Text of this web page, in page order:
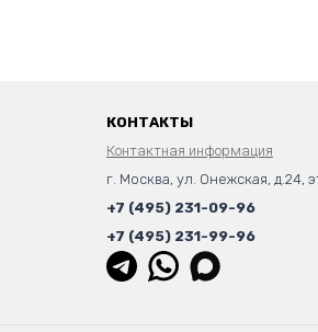
КОНТАКТЫ
Контактная информация
г. Москва, ул. Онежская, д.24,
+7 (495) 231-09-96
+7 (495) 231-99-96